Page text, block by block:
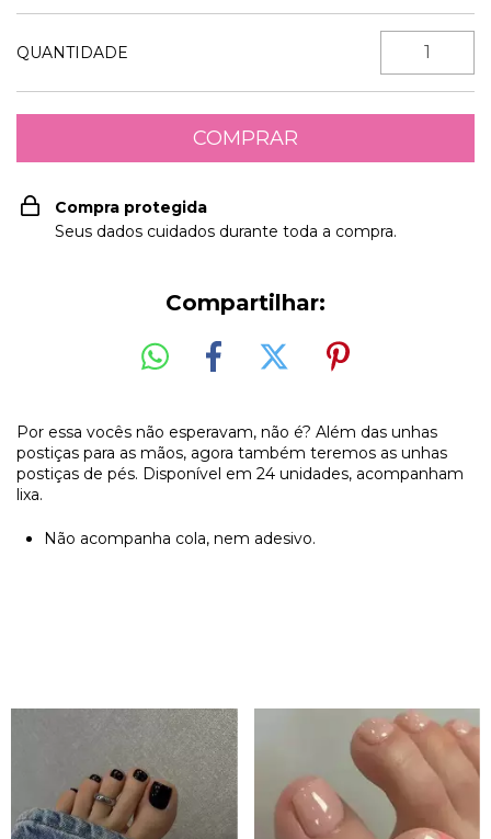
QUANTIDADE
Compra protegida
Seus dados cuidados durante toda a compra.
Compartilhar:
Por essa vocês não esperavam, não é? Além das unhas
postiças para as mãos, agora também teremos as unhas
postiças de pés. Disponível em 24 unidades, acompanham
lixa.
Não acompanha cola, nem adesivo.